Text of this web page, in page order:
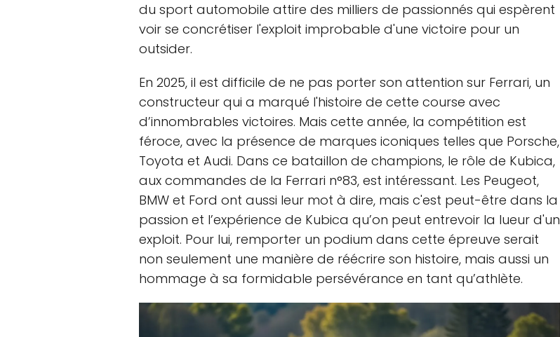
du sport automobile attire des milliers de passionnés qui espèrent
voir se concrétiser l'exploit improbable d'une victoire pour un
outsider.
En 2025, il est difficile de ne pas porter son attention sur Ferrari, un
constructeur qui a marqué l'histoire de cette course avec
d’innombrables victoires. Mais cette année, la compétition est
féroce, avec la présence de marques iconiques telles que Porsche,
Toyota et Audi. Dans ce bataillon de champions, le rôle de Kubica,
aux commandes de la Ferrari n°83, est intéressant. Les Peugeot,
BMW et Ford ont aussi leur mot à dire, mais c'est peut-être dans la
passion et l’expérience de Kubica qu’on peut entrevoir la lueur d'un
exploit. Pour lui, remporter un podium dans cette épreuve serait
non seulement une manière de réécrire son histoire, mais aussi un
hommage à sa formidable persévérance en tant qu’athlète.